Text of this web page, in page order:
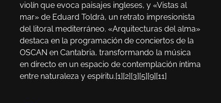
violín que evoca paisajes ingleses, y «Vistas al
mar» de Eduard Toldrà, un retrato impresionista
del litoral mediterráneo. «Arquitecturas del alma»
destaca en la programación de conciertos de la
OSCAN en Cantabria, transformando la música
en directo en un espacio de contemplación íntima
entre naturaleza y espíritu.[1][2][3][5][9][11]